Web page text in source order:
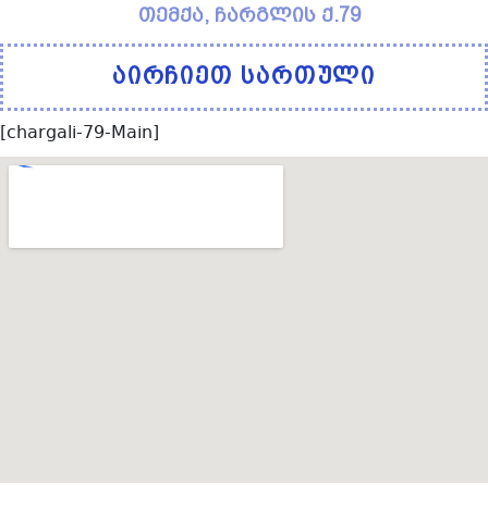
თემქა, ჩარგლის ქ.79
აირჩიეთ სართული
[chargali-79-Main]